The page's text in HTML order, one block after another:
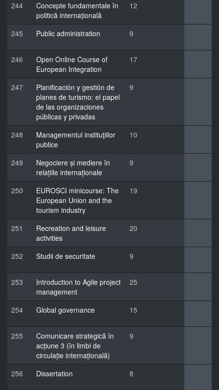
244
Concepte fundamentale în
politică internațională
12
245 Public administration 9
246
Open Online Course of
European Integration
17
247
Planificación y gestión de
planes de turismo: el papel
de las organizaciones
públicas y privadas
9
248
Managementul instituţiilor
publice
10
249
Negociere și mediere în
relațiile internaționale
9
250
EUROSCI minicourse: The
European Union and the
tourism industry
19
251
Recreation and leisure
activities
20
252 Studii de securitate 9
253
Introduction to Agile project
management
25
254 Global governance 15
255
Comunicare strategică în
acțiune 3 (în limbi de
circulație internațională)
9
256 Dissertation 8